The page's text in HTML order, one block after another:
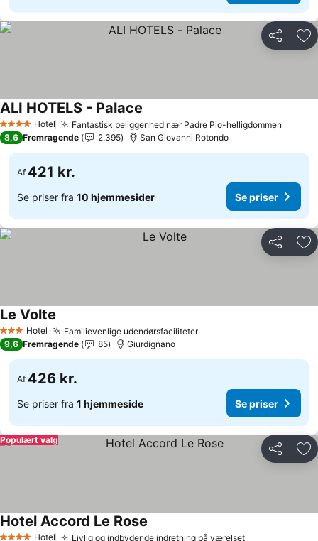
Del
4 StjernerHotel Fantastisk beliggenhed nær Padre Pio-helligdommen
ALI HOTELS - Palace
8,6 Fremragende 2.395 San Giovanni Rotondo
Af 421 kr.
Se priser fra 10 hjemmesider Se priser
Del
3 StjernerHotel Familievenlige udendørsfaciliteterSe priser
Le Volte
9,6 Fremragende 85 Giurdignano
Af 426 kr.
Se priser fra 1 hjemmeside Se priser
Del
Populært valg
Hotel Livlig og indbydende indretning på værelset
Hotel Accord Le Rose